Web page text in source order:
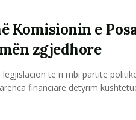
Komisionin e
zgjedhore
të ri mbi partitë
financiare detyrim